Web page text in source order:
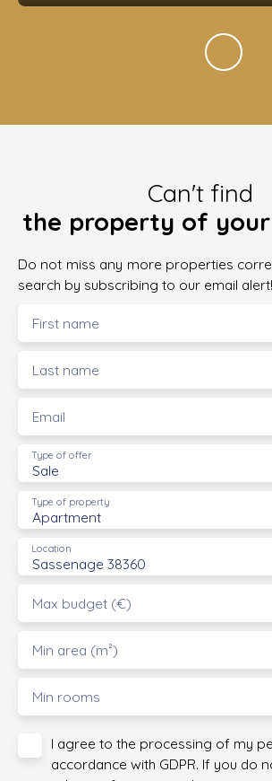
Can't find
the property of your
Do not miss any more properties
search by subscribing to our email alert!
First name
Last name
Email
Sale
Type of offer
Apartment
Type of property
Sassenage 38360
Location
Max budget (€)
Min area (m²)
Min rooms
I agree to the processing of my
accordance with GDPR. If you do